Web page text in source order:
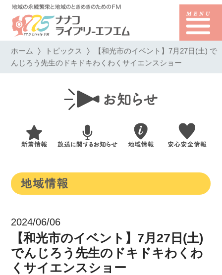
ホーム トピックス 【和光市のイベント】7月27日(土) で
んじろう先生のドキドキわくわくサイエンスショー
2024/06/06
【和光市のイベント】7月27日(土)
でんじろう先生のドキドキわくわ
くサイエンスショー